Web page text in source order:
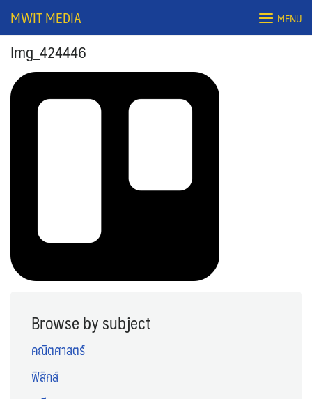
MWIT MEDIA MENU
Img_424446
Browse by subject
คณิตศาสตร์
ฟิสิกส์